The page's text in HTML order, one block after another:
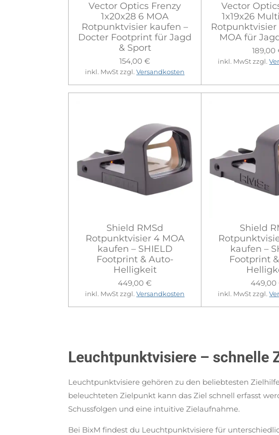
Vector Optics Frenzy
1x20x28 6 MOA
Rotpunktvisier kaufen –
Docter Footprint für Jagd
& Sport
154,00 €
inkl. MwSt zzgl.Versandkosten
Vector
1x19x26
Rotpunktvisier
MOA für
189,00
inkl. MwSt zzgl.
Shield RMSd
Rotpunktvisier 4 MOA
kaufen – SHIELD
Footprint & Auto-
Helligkeit
449,00 €
inkl. MwSt zzgl.Versandkosten
Shield
kaufen –
Footprint
449,00
inkl. MwSt zzgl.
Leuchtpunktvisiere – schnelle
Leuchtpunktvisiere gehören zu den beliebtesten
beleuchteten Zielpunkt kann das Ziel schnell erfasst
Schussfolgen und eine intuitive Zielaufnahme.
Bei BixM findest du Leuchtpunktvisiere für